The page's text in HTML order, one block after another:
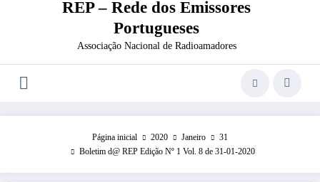
REP – Rede dos Emissores
Portugueses
Associação Nacional de Radioamadores
Página inicial 2020 Janeiro
31
Boletim d@ REP Edição Nº 1 Vol. 8 de 31-01-2020